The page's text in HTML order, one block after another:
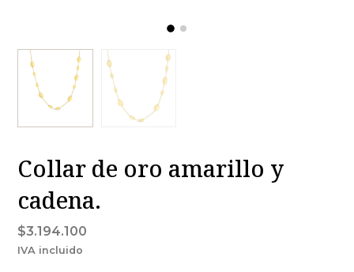
Collar de oro amarillo y
cadena.
$3.194.100
IVA incluido